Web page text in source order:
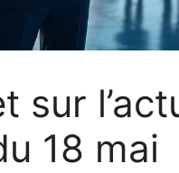
sur
18 mai